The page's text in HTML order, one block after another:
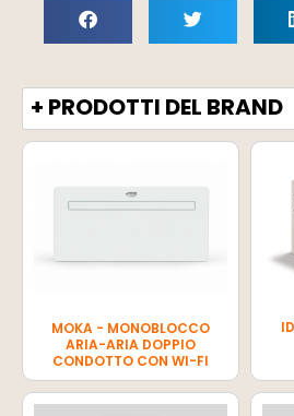
+ PRODOTTI DEL BRAND
MOKA - MONOBLOCCO
ARIA-ARIA DOPPIO
CONDOTTO CON WI-FI